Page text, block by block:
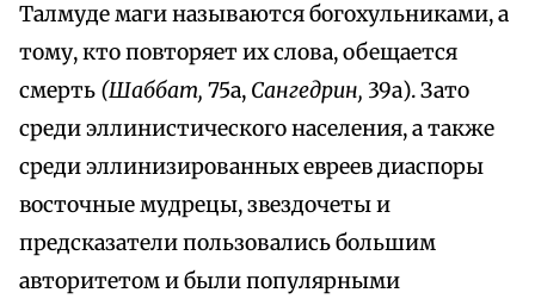
Талмуде маги называются богохульниками, а
тому, кто повторяет их слова, обещается
смерть (Шаббат, 75а, Сангедрин, 39а). Зато
среди эллинистического населения, а также
среди эллинизированных евреев диаспоры
восточные мудрецы, звездочеты и
предсказатели пользовались большим
авторитетом и были популярными